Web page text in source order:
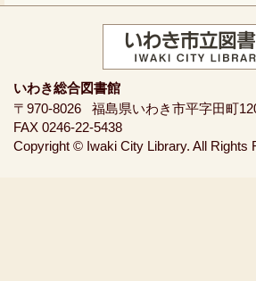
いわき総合図書館
〒970-8026
福島県いわき市平字田町
FAX 0246-22-5438
Copyright © Iwaki City Library. All Rights